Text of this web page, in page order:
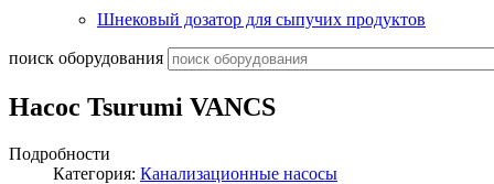
Шнековый дозатор для сыпучих продуктов
поиск оборудования
Насос Tsurumi VANCS
Подробности
Категория: Канализационные насосы